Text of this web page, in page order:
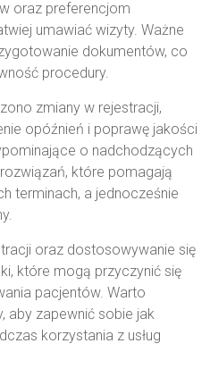
oraz preferencjom
umawiać wizyty. Ważne
dokumentów, co
procedury.
zmiany w rejestracji,
opóźnień i poprawę jakości
o nadchodzących
które pomagają
terminach, a jednocześnie
oraz dostosowywanie się
które mogą przyczynić się
pacjentów. Warto
aby zapewnić sobie jak
korzystania z usług